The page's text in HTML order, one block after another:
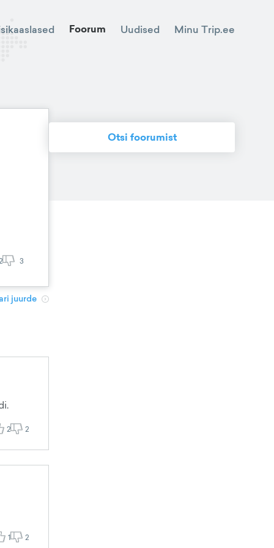
Foorum Uudised Minu Trip.ee
3
juurde
2 2
1 2
Otsi foorumist